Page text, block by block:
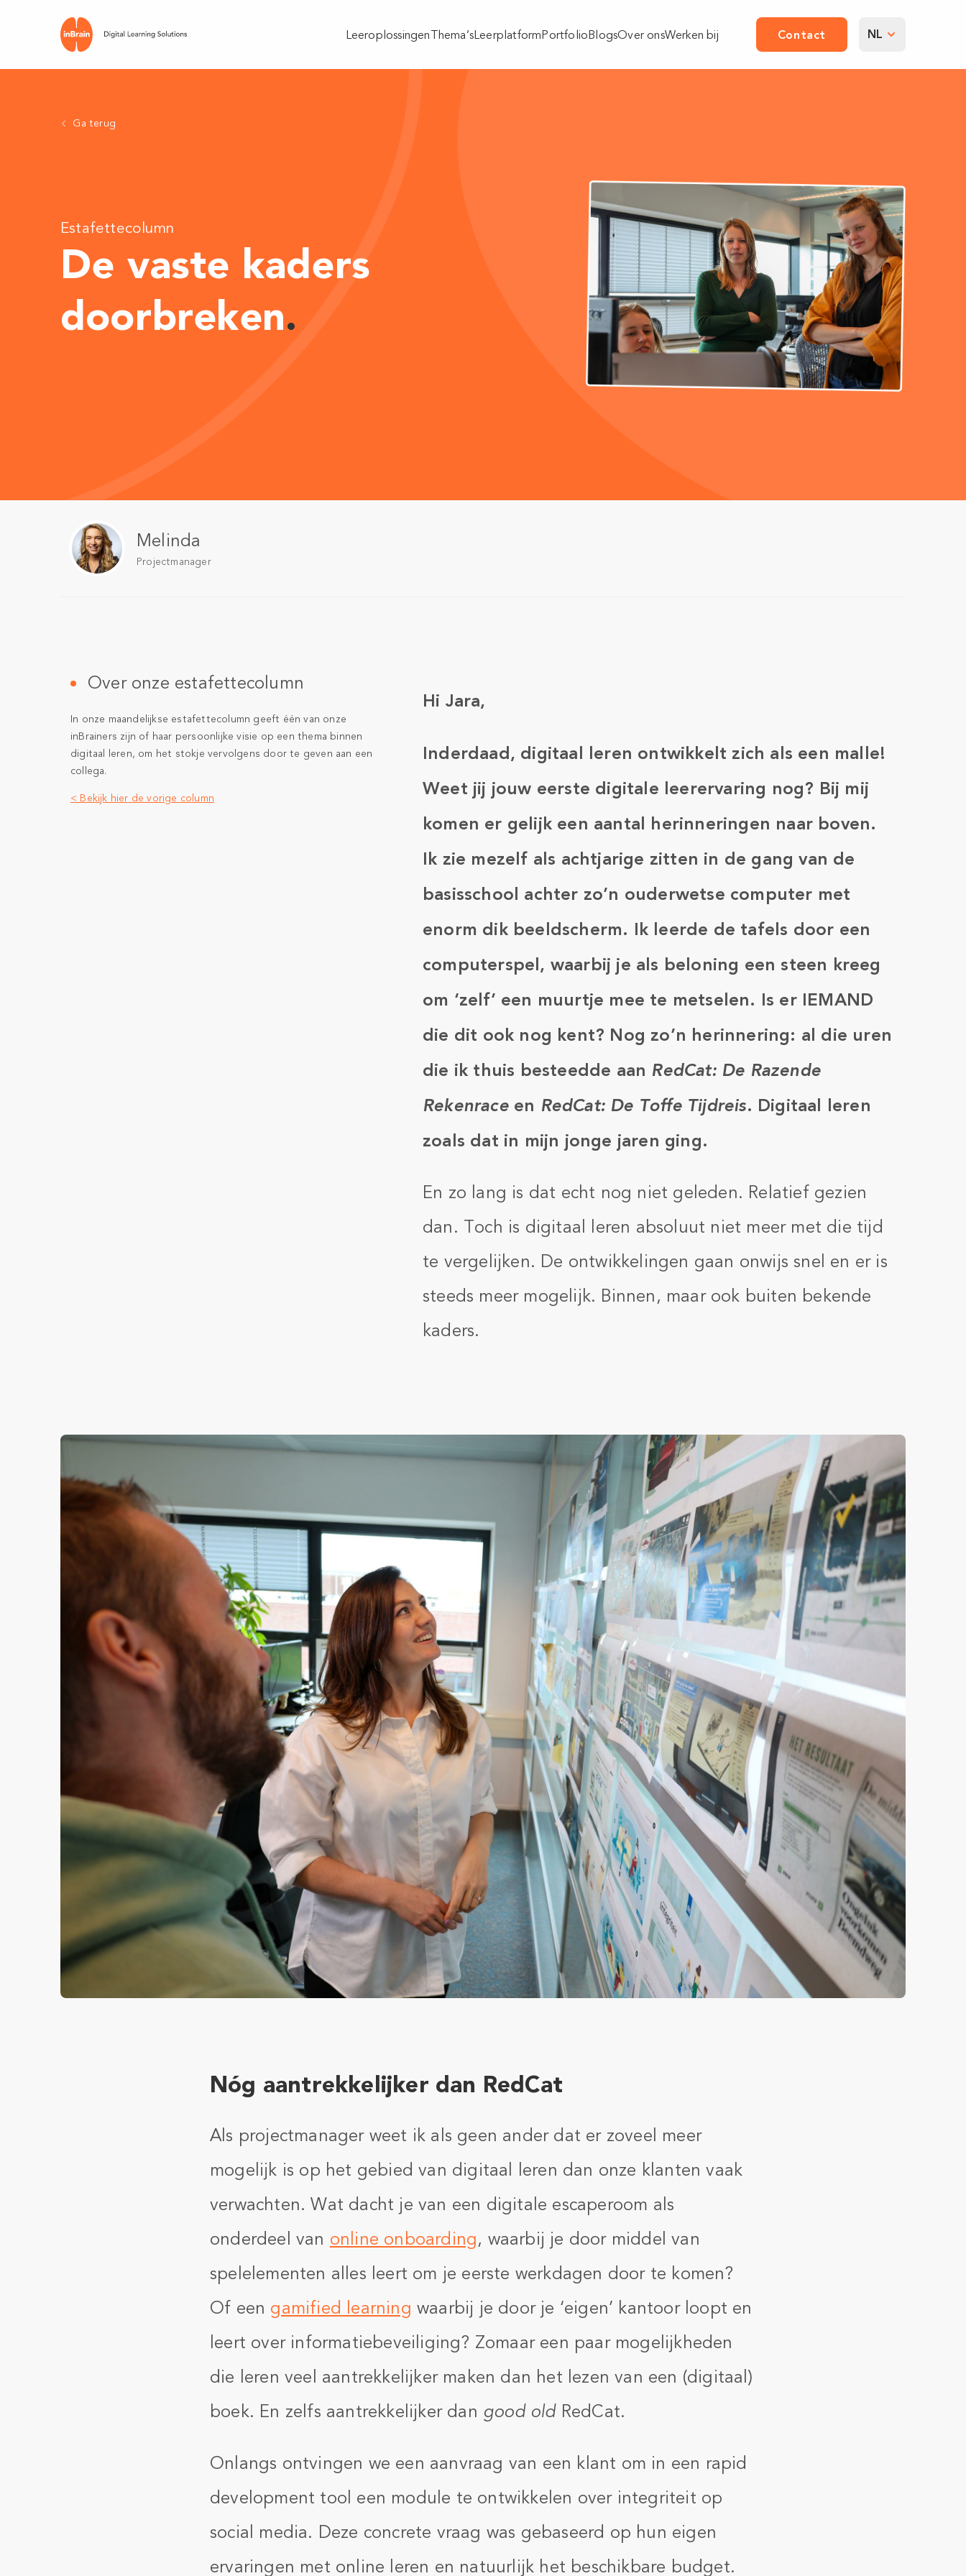
LeeroplossingenThema’sLeerplatformPortfolioBlogsOver onsWerken bij Contact NL
Ga terug
Estafettecolumn
De vaste kaders
doorbreken.
Melinda
Projectmanager
Over onze estafettecolumn
In onze maandelijkse estafettecolumn geeft één van onze
inBrainers zijn of haar persoonlijke visie op een thema binnen
digitaal leren, om het stokje vervolgens door te geven aan een
collega.
< Bekijk hier de vorige column
Hi Jara,
Inderdaad, digitaal leren ontwikkelt zich als een malle!
Weet jij jouw eerste digitale leerervaring nog? Bij mij
komen er gelijk een aantal herinneringen naar boven.
Ik zie mezelf als achtjarige zitten in de gang van de
basisschool achter zo’n ouderwetse computer met
enorm dik beeldscherm. Ik leerde de tafels door een
computerspel, waarbij je als beloning een steen kreeg
om ‘zelf’ een muurtje mee te metselen. Is er IEMAND
die dit ook nog kent? Nog zo’n herinnering: al die uren
die ik thuis besteedde aan RedCat: De Razende
Rekenraceen RedCat: De Toffe Tijdreis. Digitaal leren
zoals dat in mijn jonge jaren ging.
En zo lang is dat echt nog niet geleden. Relatief gezien
dan. Toch is digitaal leren absoluut niet meer met die tijd
te vergelijken. De ontwikkelingen gaan onwijs snel en er is
steeds meer mogelijk. Binnen, maar ook buiten bekende
kaders.
Nóg aantrekkelijker dan RedCat
Als projectmanager weet ik als geen ander dat er zoveel meer
mogelijk is op het gebied van digitaal leren dan onze klanten vaak
verwachten. Wat dacht je van een digitale escaperoom als
onderdeel van online onboarding, waarbij je door middel van
spelelementen alles leert om je eerste werkdagen door te komen?
Of een gamified learning waarbij je door je ‘eigen’ kantoor loopt en
leert over informatiebeveiliging? Zomaar een paar mogelijkheden
die leren veel aantrekkelijker maken dan het lezen van een (digitaal)
boek. En zelfs aantrekkelijker dan good old RedCat.
Onlangs ontvingen we een aanvraag van een klant om in een rapid
development tool een module te ontwikkelen over integriteit op
social media. Deze concrete vraag was gebaseerd op hun eigen
ervaringen met online leren en natuurlijk het beschikbare budget.